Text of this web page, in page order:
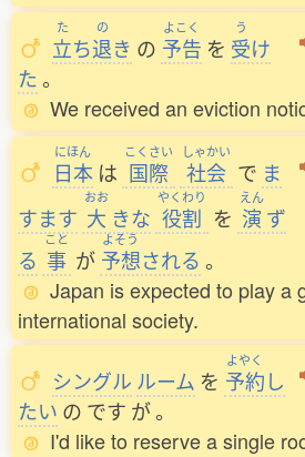
た
立ち
の
退き の
よこく
予告 を
う
受け
た。
We received an eviction
にほん
日本 は
こくさい
国際
しゃかい
社会 で ま
すます
おお
大 きな
やくわり
役割 を
えん
演 ず
る
こと
事 が
よそう
予想される 。
Japan is expected to play a
international society.
シングル ルーム を
よやく
予約し
たい の です が。
I'd like to reserve a single